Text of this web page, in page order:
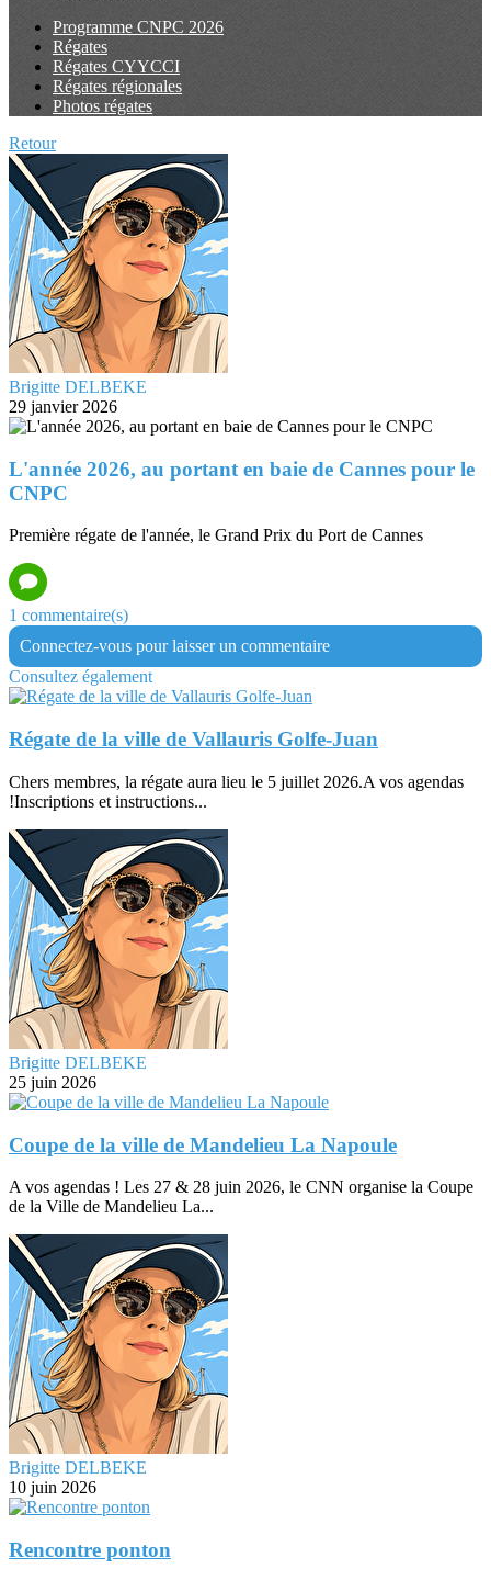
Programme CNPC 2026
Régates
Régates CYYCCI
Régates régionales
Photos régates
Retour
Brigitte DELBEKE
29 janvier 2026
L'année 2026, au portant en baie de Cannes pour le
CNPC
Première régate de l'année, le Grand Prix du Port de Cannes
1 commentaire(s)
Connectez-vous pour laisser un commentaire
Consultez également
Régate de la ville de Vallauris Golfe-Juan
Chers membres, la régate aura lieu le 5 juillet 2026.A vos agendas
!Inscriptions et instructions...
Brigitte DELBEKE
25 juin 2026
Coupe de la ville de Mandelieu La Napoule
A vos agendas ! Les 27 & 28 juin 2026, le CNN organise la Coupe
de la Ville de Mandelieu La...
Brigitte DELBEKE
10 juin 2026
Rencontre ponton